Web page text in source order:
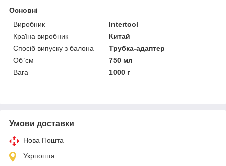
Основні
Виробник
Intertool
Країна виробник
Китай
Спосіб випуску з балона
Трубка-адаптер
Об`єм
750 мл
Вага
1000 г
Умови доставки
Нова Пошта
Укрпошта